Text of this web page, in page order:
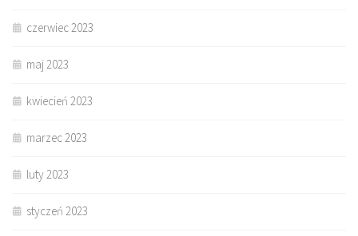
czerwiec 2023
maj 2023
kwiecień 2023
marzec 2023
luty 2023
styczeń 2023